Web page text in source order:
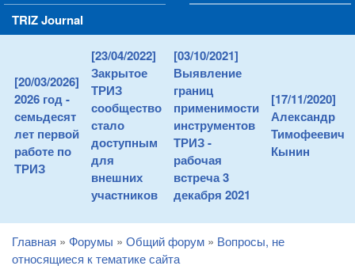
TRIZ Journal
[20/03/2026]
2026 год -
семьдесят
лет первой
работе по
ТРИЗ
[23/04/2022]
Закрытое
ТРИЗ
сообщество
стало
доступным
для
внешних
участников
[03/10/2021]
Выявление
границ
применимости
инструментов
ТРИЗ -
рабочая
встреча 3
декабря 2021
[17/11/2020]
Александр
Тимофеевич
Кынин
You are here
Главная » Форумы » Общий форум » Вопросы, не
относящиеся к тематике сайта